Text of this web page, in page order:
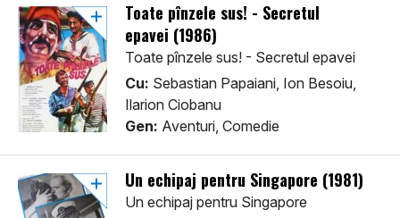
Toate pînzele sus! - Secretul
epavei (1986)
Toate pînzele sus! - Secretul epavei
Cu: Sebastian Papaiani, Ion Besoiu,
Ilarion Ciobanu
Gen: Aventuri, Comedie
Un echipaj pentru Singapore (1981)
Un echipaj pentru Singapore